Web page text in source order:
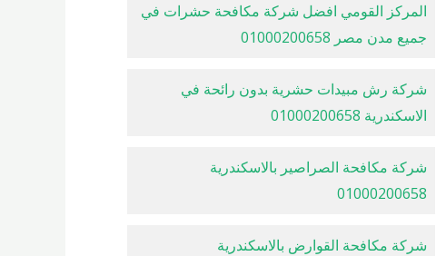
المركز القومي افضل شركة مكافحة حشرات في
جميع مدن مصر 01000200658
شركة رش مبيدات حشرية بدون رائحة في
الاسكندرية 01000200658
شركة مكافحة الصراصير بالاسكندرية
01000200658
شركة مكافحة القوارض بالاسكندرية